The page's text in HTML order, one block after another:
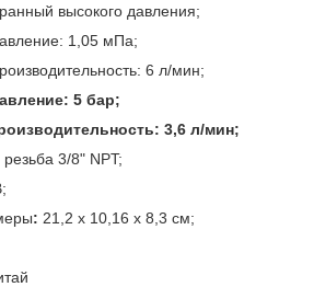
высокого давления;
1,05 мПа;
6 л/мин;
5 бар;
3,6 л/мин;
3/8" NPT;
: 21,2 x 10,16 x 8,3 см;